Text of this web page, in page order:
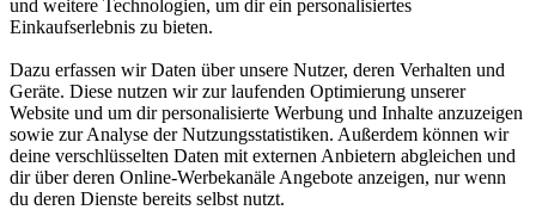
und weitere Technologien, um dir ein personalisiertes
Einkaufserlebnis zu bieten.
Dazu erfassen wir Daten über unsere Nutzer, deren Verhalten und
Geräte. Diese nutzen wir zur laufenden Optimierung unserer
Website und um dir personalisierte Werbung und Inhalte anzuzeigen
sowie zur Analyse der Nutzungsstatistiken. Außerdem können wir
deine verschlüsselten Daten mit externen Anbietern abgleichen und
dir über deren Online-Werbekanäle Angebote anzeigen, nur wenn
du deren Dienste bereits selbst nutzt.